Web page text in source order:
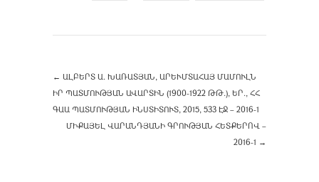
← ԱԼԲԵՐՏ Ա. ԽԱՌԱՏՅԱՆ, ԱՐԵՒՄՏԱՀԱՅ ՄԱՄՈՒԼՆ Ի
Ր ՊԱՏՄՈՒԹՅԱՆ ԱՎԱՐՏԻՆ (1900-1922 ԹԹ.), ԵՐ., ՀՀ Գ
ԱԱ ՊԱՏՄՈՒԹՅԱՆ ԻՆՍՏԻՏՈՒՏ, 2015, 533 ԷՋ – 2016-1
ՄԻՔԱՅԵԼ ՎԱՐԱՆԴՅԱՆԻ ԳՐՈՒԹՅԱՆ ՀԵՏՔԵՐՈՎ –
2016-1 →